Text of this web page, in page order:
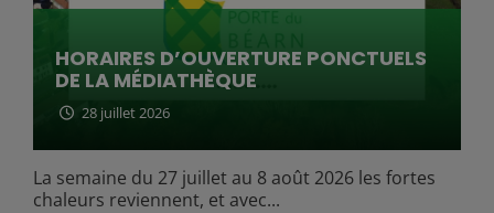
HORAIRES D’OUVERTURE PONCTUELS
DE LA MÉDIATHÈQUE
28 juillet 2026
La semaine du 27 juillet au 8 août 2026 les fortes
chaleurs reviennent, et avec...